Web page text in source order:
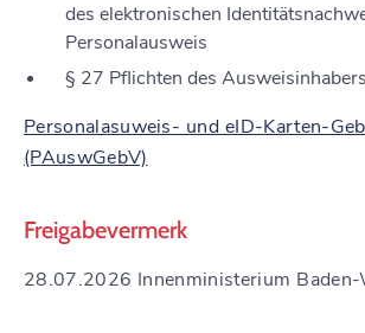
des elektronischen
Personalausweis
§ 27 Pflichten des Ausweisinhabers
Personalasuweis- und eID-Karten-
(PAuswGebV)
Freigabevermerk
28.07.2026 Innenministerium